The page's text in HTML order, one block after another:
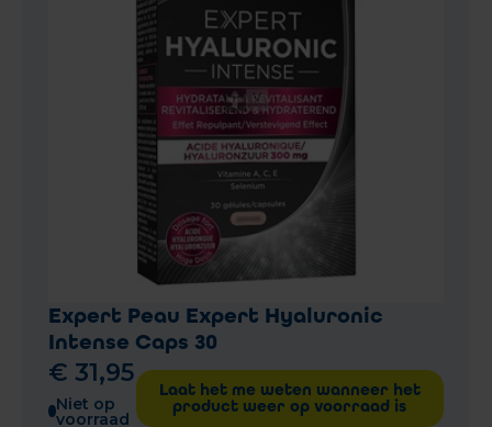
Expert Peau Expert Hyaluronic
Intense Caps 30
€ 31,95
Niet op
voorraad
Laat het me weten wanneer het
product weer op voorraad is